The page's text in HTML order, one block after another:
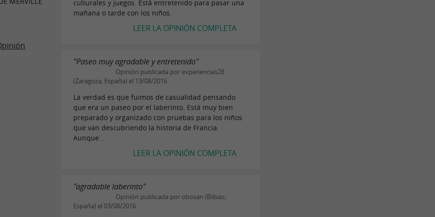
culturales y juegos. Está entretenido para pasar una
mañana o tarde con los niños.
LEER LA OPINIÓN COMPLETA
"Paseo muy agradable y entretenido"
Opinión publicada por experiencias28
(Zaragoza, España) el 13/08/2016
La verdad es que fuimos de casualidad pensando
que era un paseo por el laberinto. Está muy bien
preparado y organizado con pruebas para los niños
que van descubriendo la historia de Francia.
Aunque...
LEER LA OPINIÓN COMPLETA
"agradable laberinto"
Opinión publicada por obosan (Bilbao,
España) el 03/08/2016